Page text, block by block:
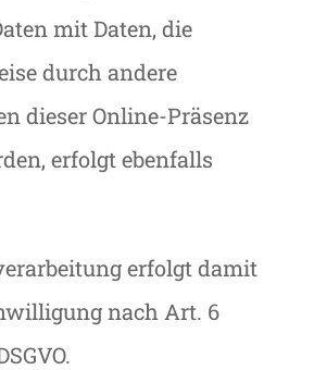
mit Daten, die
durch andere
dieser Online-Präsenz
erfolgt ebenfalls
erfolgt damit
nach Art. 6